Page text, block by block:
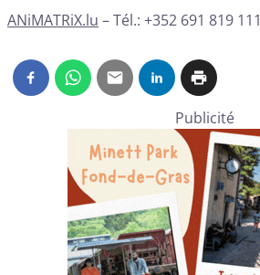
ANiMATRiX.lu – Tél.: +352 691 819 111
Publicité